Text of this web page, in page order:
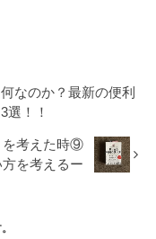
なのか？最新の便利
選！！
を考えた時⑨
を考えるー